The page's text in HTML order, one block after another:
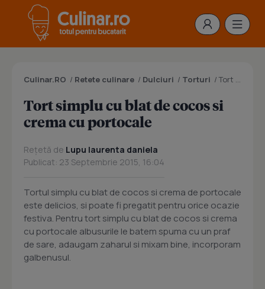
Culinar.RO / Retete culinare / Dulciuri / Torturi /Tort simplu cu blat de cocos si crema cu portocale
Tort simplu cu blat de cocos si
crema cu portocale
Rețetă de Lupu laurenta daniela
Publicat: 23 Septembrie 2015, 16:04
Tortul simplu cu blat de cocos si crema de portocale
este delicios, si poate fi pregatit pentru orice ocazie
festiva. Pentru tort simplu cu blat de cocos si crema
cu portocale albusurile le batem spuma cu un praf
de sare, adaugam zaharul si mixam bine, incorporam
galbenusul.